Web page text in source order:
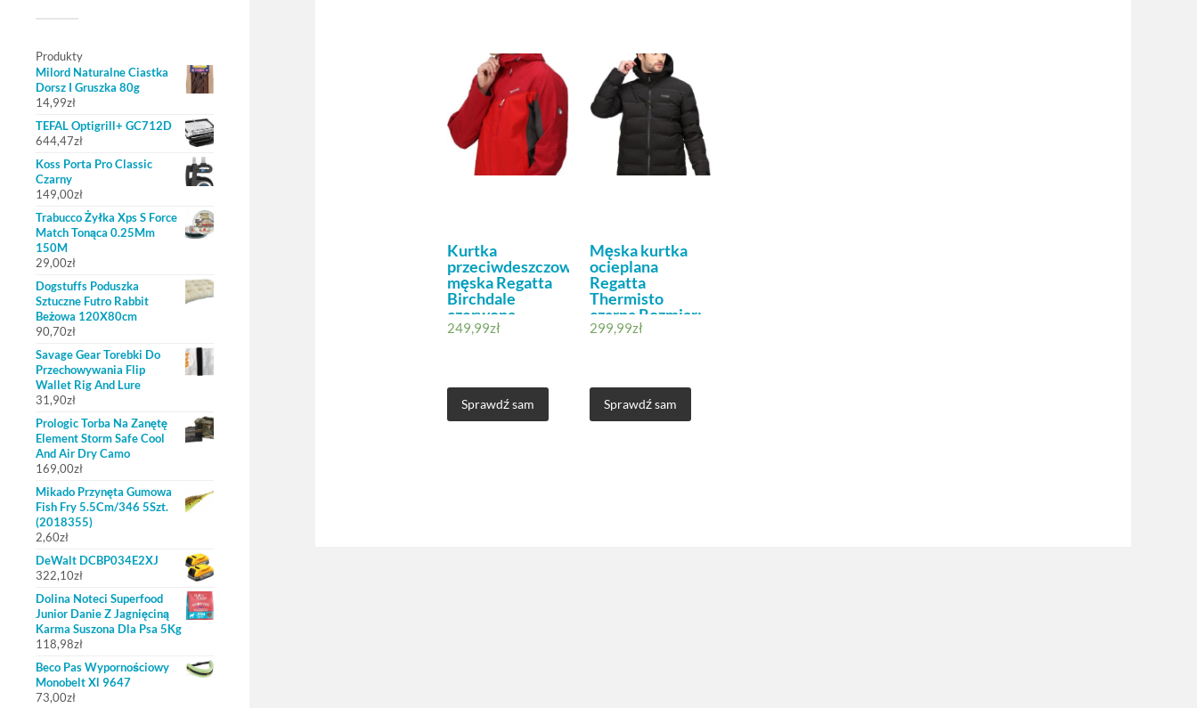
Produkty
Milord Naturalne Ciastka
Dorsz I Gruszka 80g
14,99zł
TEFAL Optigrill+ GC712D
644,47zł
Koss Porta Pro Classic
Czarny
149,00zł
Trabucco Żyłka Xps S Force
Match Tonąca 0.25Mm
150M
29,00zł
Dogstuffs Poduszka
Sztuczne Futro Rabbit
Beżowa 120X80cm
90,70zł
Savage Gear Torebki Do
Przechowywania Flip
Wallet Rig And Lure
31,90zł
Prologic Torba Na Zanętę
Element Storm Safe Cool
And Air Dry Camo
169,00zł
Mikado Przynęta Gumowa
Fish Fry 5.5Cm/346 5Szt.
(2018355)
2,60zł
DeWalt DCBP034E2XJ
322,10zł
Dolina Noteci Superfood
Junior Danie Z Jagnięciną
Karma Suszona Dla Psa 5Kg
118,98zł
Beco Pas Wypornościowy
Monobelt Xl 9647
73,00zł
Kurtka
przeciwdeszczowa
męska Regatta
Birchdale
czerwona
Rozmiar: XL
249,99zł
Sprawdź sam
Męska kurtka
ocieplana
Regatta
Thermisto
czarna Rozmiar:
XL
299,99zł
Sprawdź sam